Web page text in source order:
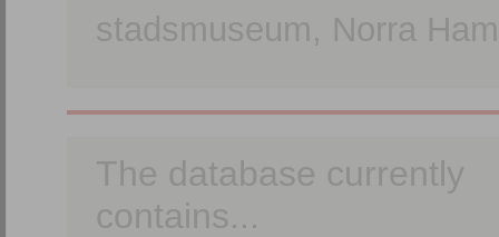
stadsmuseum, Norra
The database currently
contains...